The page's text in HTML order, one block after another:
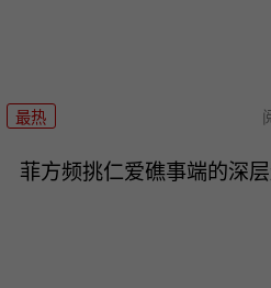
最热
菲方频挑仁爱礁事端的深